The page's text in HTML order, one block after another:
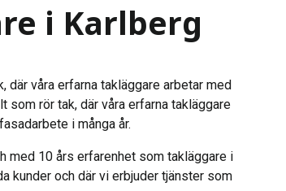
i Karlberg
våra erfarna takläggare arbetar med
som rör tak, där våra erfarna takläggare
i många år.
med 10 års erfarenhet som takläggare i
kunder och där vi erbjuder tjänster som